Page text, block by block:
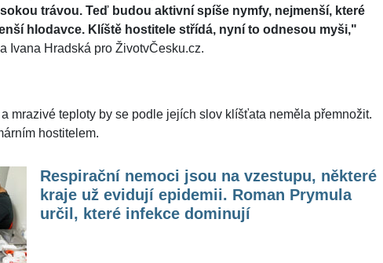
trávou. Teď budou aktivní spíše nymfy, nejmenší, které
hlodavce. Klíště hostitele střídá, nyní to odnesou myši,"
Ivana Hradská pro ŽivotvČesku.cz.
mrazivé teploty by se podle jejích slov klíšťata neměla přemnožit.
hostitelem.
Respirační nemoci jsou na vzestupu, některé
kraje už evidují epidemii. Roman Prymula
určil, které infekce dominují